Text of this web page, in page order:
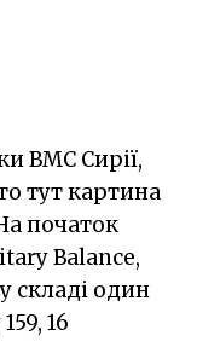
ВМС Сирії,
тут картина
початок
Balance,
складі один
16